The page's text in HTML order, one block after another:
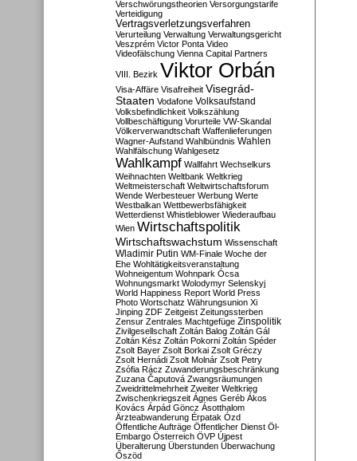
Verschwörungstheorien Versorgungstarife
Verteidigung
Vertragsverletzungsverfahren
Verurteilung Verwaltung Verwaltungsgericht
Veszprém Victor Ponta Video
Videofälschung Vienna Capital Partners
VIII. Bezirk Viktor Orbán
Visa-Affäre Visafreiheit Visegrád-
Staaten Vodafone Volksaufstand
Volksbefindlichkeit Volkszählung
Vollbeschäftigung Vorurteile VW-Skandal
Völkerverwandtschaft Waffenlieferungen
Wagner-Aufstand Wahlbündnis Wahlen
Wahlfälschung Wahlgesetz
Wahlkampf Wallfahrt Wechselkurs
Weihnachten Weltbank Weltkrieg
Weltmeisterschaft Weltwirtschaftsforum
Wende Werbesteuer Werbung Werte
Westbalkan Wettbewerbsfähigkeit
Wetterdienst Whistleblower Wiederaufbau
Wien Wirtschaftspolitik
Wirtschaftswachstum Wissenschaft
Wladimir Putin WM-Finale Woche der
Ehe Wohltätigkeitsveranstaltung
Wohneigentum Wohnpark Ócsa
Wohnungsmarkt Wolodymyr Selenskyj
World Happiness Report World Press
Photo Wortschatz Währungsunion Xi
Jinping ZDF Zeitgeist Zeitungssterben
Zensur Zentrales Machtgefüge Zinspolitik
Zivilgesellschaft Zoltán Balog Zoltán Gál
Zoltán Kész Zoltán Pokorni Zoltán Spéder
Zsolt Bayer Zsolt Borkai Zsolt Gréczy
Zsolt Hernádi Zsolt Molnár Zsolt Petry
Zsófia Rácz Zuwanderungsbeschränkung
Zuzana Čaputová Zwangsräumungen
Zweidrittelmehrheit Zweiter Weltkrieg
Zwischenkriegszeit Ágnes Geréb Ákos
Kovács Árpád Göncz Ásotthalom
Ärzteabwanderung Érpatak Ózd
Öffentliche Aufträge Öffentlicher Dienst Öl-
Embargo Österreich ÖVP Újpest
Überalterung Überstunden Überwachung
Őszöd